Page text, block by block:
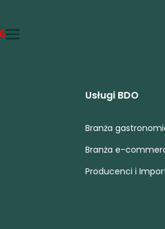
Usługi BDO
Branża
Branża e-
Producenci i